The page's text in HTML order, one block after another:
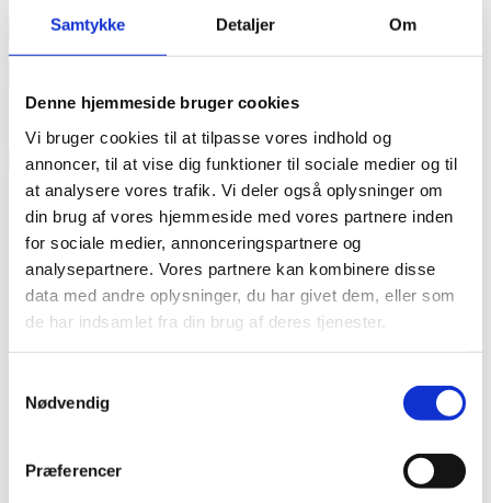
Samtykke Detaljer Om
Denne hjemmeside bruger cookies
Vi bruger cookies til at tilpasse vores indhold og
annoncer, til at vise dig funktioner til sociale medier og til
at analysere vores trafik. Vi deler også oplysninger om
din brug af vores hjemmeside med vores partnere inden
for sociale medier, annonceringspartnere og
analysepartnere. Vores partnere kan kombinere disse
data med andre oplysninger, du har givet dem, eller som
de har indsamlet fra din brug af deres tjenester.
Nødvendig
Præferencer
annonce
RAINBOW BUSINESS DENMARK